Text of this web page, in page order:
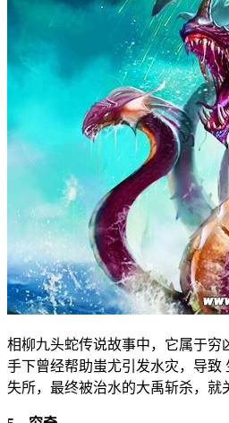
相柳九头蛇传说故事中，它属于穷
手下曾经帮助蚩尤引发水灾，导致
失所，最终被治水的大禹斩杀，就